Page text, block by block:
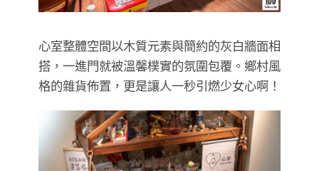
心室整體空間以木質元素與簡約的灰白牆面相
搭，一進門就被溫馨樸實的氛圍包覆。鄉村風
格的雜貨佈置，更是讓人一秒引燃少女心啊！